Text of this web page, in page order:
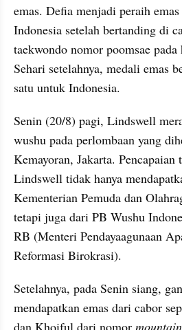
emas. Defia menjadi peraih
Indonesia setelah bertanding di
taekwondo nomor poomsae
Sehari setelahnya, medali emas
satu untuk Indonesia.
Senin (20/8) pagi, Lindswell
wushu pada perlombaan yang
Kemayoran, Jakarta. Pencapaian
Lindswell tidak hanya
Kementerian Pemuda dan
tetapi juga dari PB Wushu
RB (Menteri Pendayaagunaan
Reformasi Birokrasi).
Setelahnya, pada Senin siang,
mendapatkan emas dari cabor
dan Khoiful dari nomor